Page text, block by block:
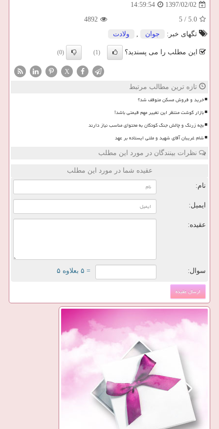
1397/02/02
14:59:54
5.0
/
5
4892
تگهای خبر:
جوان , ولادت
این مطلب را می پسندید؟ (1)
(0)
X
تازه ترین مطالب مرتبط
خرید و فروش مسکن متوقف شد؟
بازار گوشت منتظر این تغییر مهم قیمتی باشد!
بچه زرنگ و چالش جنگ کودکان به محتوای مناسب نیاز دارند
شام غریبان آقای شهید و ملتی ایستاده بر عهد
نظرات بینندگان در مورد این مطلب
عقیده شما در مورد این مطلب
نام:
ایمیل:
عقیده:
سوال: = ۵ بعلاوه ۵